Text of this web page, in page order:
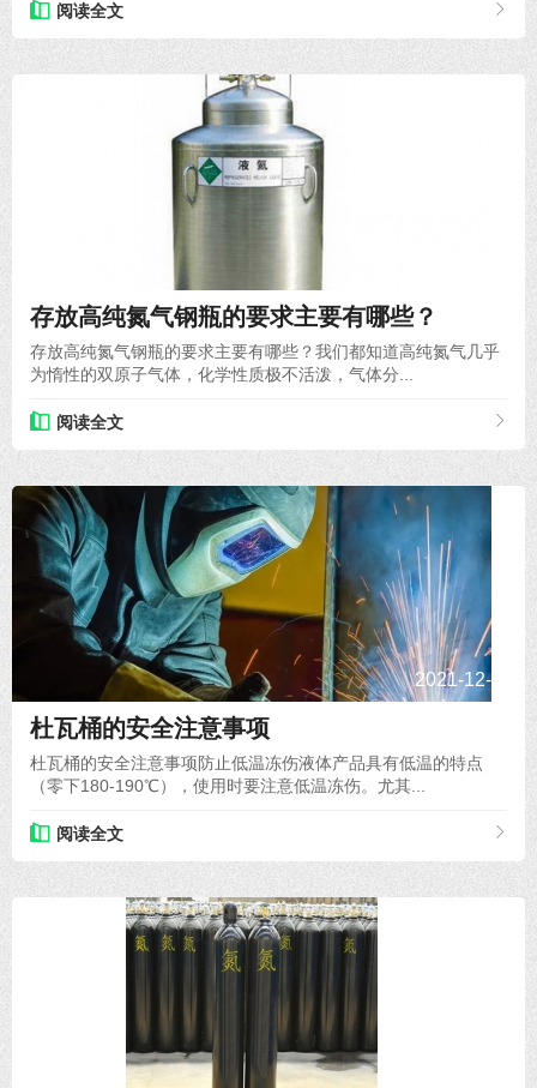
阅读全文
存放高纯氮气钢瓶的要求主要有哪些？
存放高纯氮气钢瓶的要求主要有哪些？我们都知道高纯氮气几乎
为惰性的双原子气体，化学性质极不活泼，气体分...
阅读全文
2021-12-03
杜瓦桶的安全注意事项
杜瓦桶的安全注意事项防止低温冻伤液体产品具有低温的特点
（零下180-190℃），使用时要注意低温冻伤。尤其...
阅读全文